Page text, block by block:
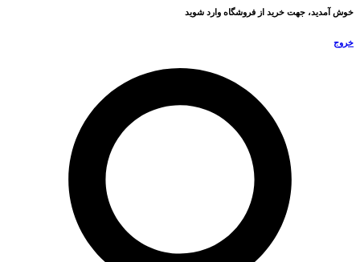
خوش آمدید، جهت خرید از فروشگاه وارد شوید
خروج